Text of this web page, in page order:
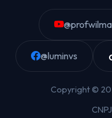
@luminvs
Copyright ©